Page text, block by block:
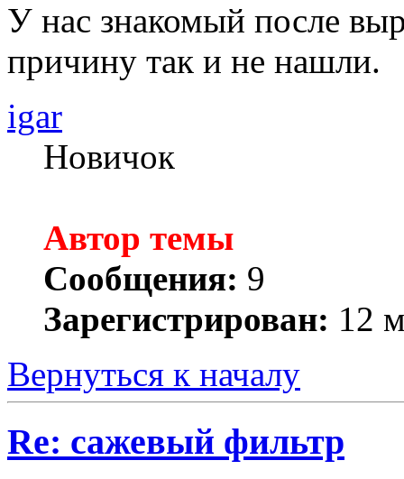
У нас знакомый после
причину так и не нашли.
igar
Новичок
Автор темы
Сообщения: 9
Зарегистрирован: 12
Вернуться к началу
Re: сажевый фильтр